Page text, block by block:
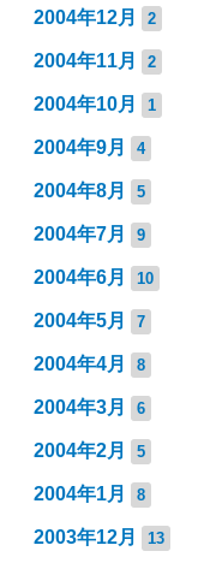
2004年12月 2
2004年11月 2
2004年10月 1
2004年9月 4
2004年8月 5
2004年7月 9
2004年6月 10
2004年5月 7
2004年4月 8
2004年3月 6
2004年2月 5
2004年1月 8
2003年12月 13